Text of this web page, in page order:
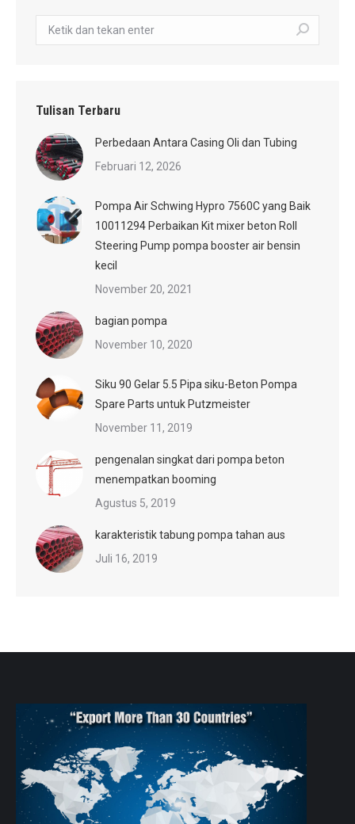
Pencarian:
Tulisan Terbaru
Perbedaan Antara Casing Oli dan Tubing
Februari 12, 2026
Pompa Air Schwing Hypro 7560C yang Baik
10011294 Perbaikan Kit mixer beton Roll
Steering Pump pompa booster air bensin
kecil
November 20, 2021
bagian pompa
November 10, 2020
Siku 90 Gelar 5.5 Pipa siku-Beton Pompa
Spare Parts untuk Putzmeister
November 11, 2019
pengenalan singkat dari pompa beton
menempatkan booming
Agustus 5, 2019
karakteristik tabung pompa tahan aus
Juli 16, 2019